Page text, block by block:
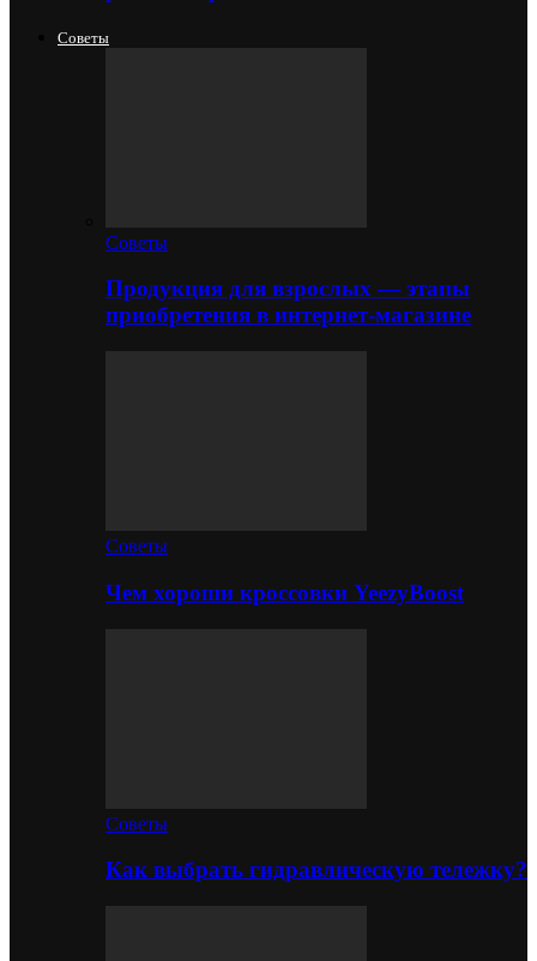
Советы
Советы
Продукция для взрослых — этапы
приобретения в интернет-магазине
Советы
Чем хороши кроссовки YeezyBoost
Советы
Как выбрать гидравлическую тележку?